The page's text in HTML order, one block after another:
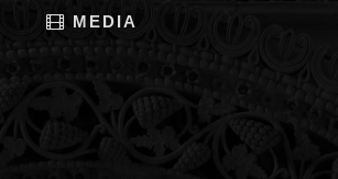
MEDIA